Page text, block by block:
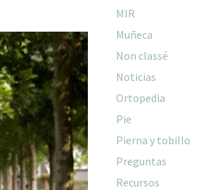
MIR
Muñeca
Non classé
Noticias
Ortopedia
Pie
Pierna y tobillo
Preguntas
Recursos